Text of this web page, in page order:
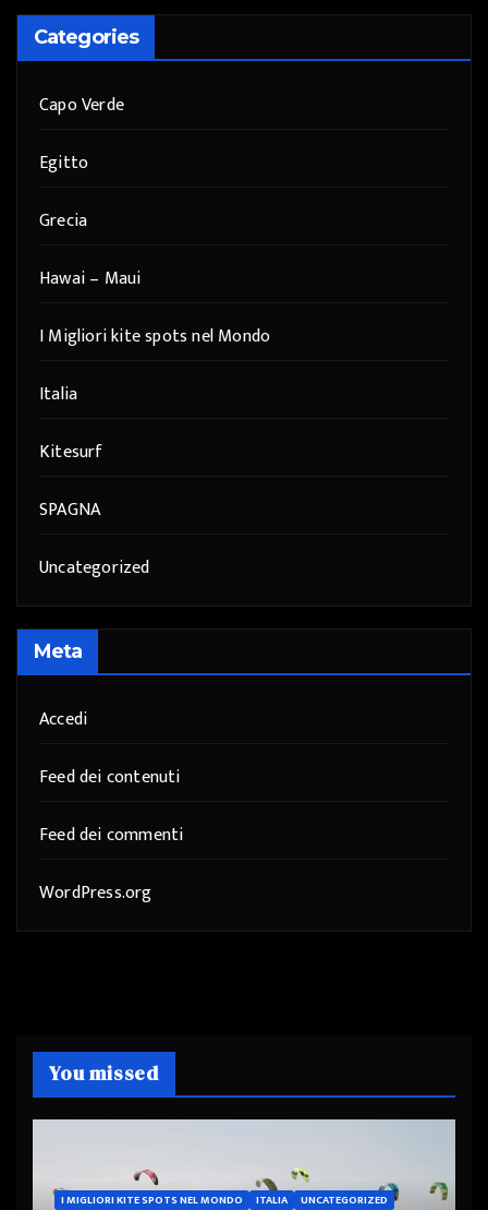
Categories
Capo Verde
Egitto
Grecia
Hawai – Maui
I Migliori kite spots nel Mondo
Italia
Kitesurf
SPAGNA
Uncategorized
Meta
Accedi
Feed dei contenuti
Feed dei commenti
WordPress.org
You missed
I MIGLIORI KITE SPOTS NEL MONDO ITALIA UNCATEGORIZED